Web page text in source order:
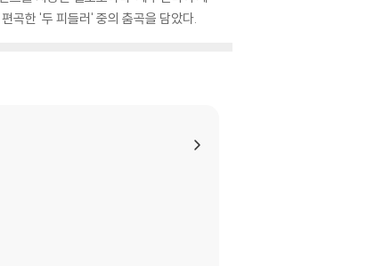
곡한 '두 피들러' 중의 춤곡을 담았다.